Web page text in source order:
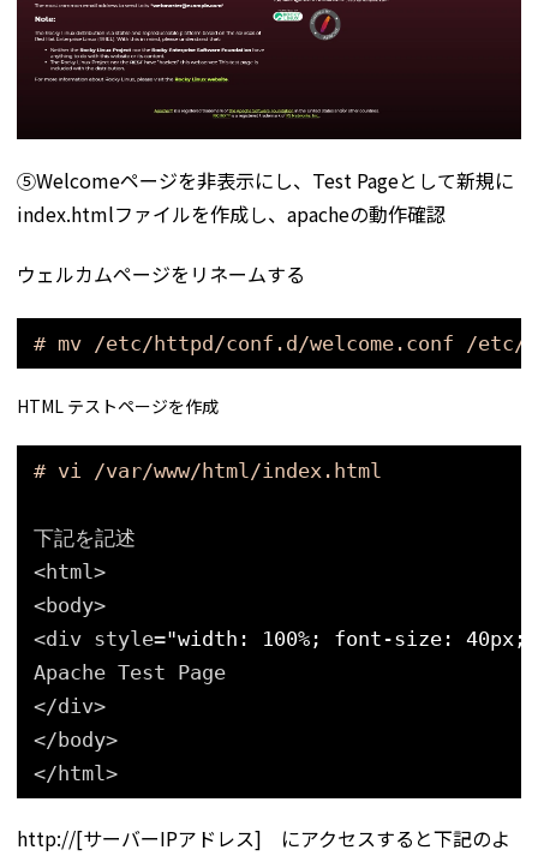
⑤Welcomeページを非表示にし、Test Pageとして新規に
index.htmlファイルを作成し、apacheの動作確認
ウェルカムページをリネームする
# mv /etc/httpd/conf.d/welcome.conf /etc/
HTML テストページを作成
# vi /var/www/html/index.html
下記を記述
<html>
<body>
<div style="width: 100%; font-size:
Apache Test Page
</div>
</body>
</html >
http://[サーバーIPアドレス] にアクセスすると下記のよ